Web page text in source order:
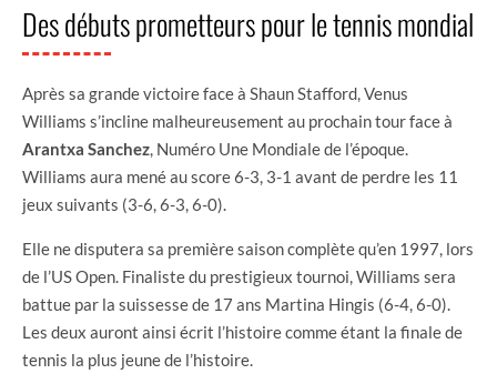
Des débuts prometteurs pour le tennis mondial
Après sa grande victoire face à Shaun Stafford, Venus
Williams s’incline malheureusement au prochain tour face à
Arantxa Sanchez , Numéro Une Mondiale de l’époque.
Williams aura mené au score 6-3, 3-1 avant de perdre les 11
jeux suivants (3-6, 6-3, 6-0).
Elle ne disputera sa première saison complète qu’en 1997, lors
de l’US Open. Finaliste du prestigieux tournoi, Williams sera
battue par la suissesse de 17 ans Martina Hingis (6-4, 6-0).
Les deux auront ainsi écrit l’histoire comme étant la finale de
tennis la plus jeune de l’histoire.